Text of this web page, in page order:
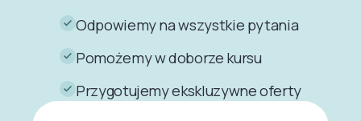
Odpowiemy na wszystkie pytania
Pomożemy w doborze kursu
Przygotujemy ekskluzywne oferty